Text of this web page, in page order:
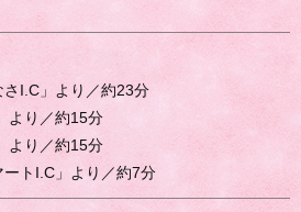
I.C」より／約23分
より／約15分
より／約15分
トI.C」より／約7分